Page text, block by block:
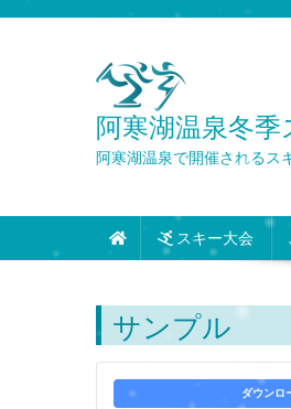
阿寒湖温泉冬
阿寒湖温泉で開催されるス
スキー大会
サンプル
ダウンロ